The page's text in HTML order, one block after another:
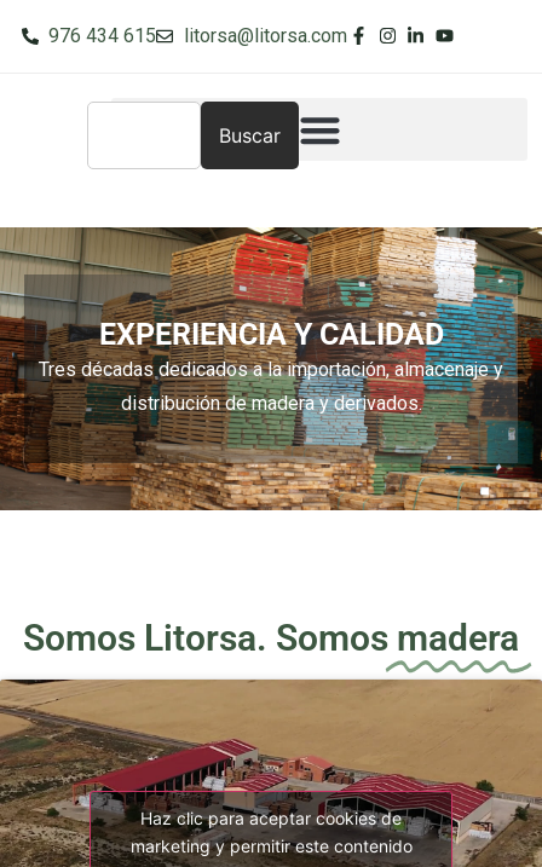
976 434 615 litorsa@litorsa.com
Buscar
almacenaje y
derivados.
Somos Litorsa. Somos madera
Haz clic para aceptar cookies de
marketing y permitir este contenido